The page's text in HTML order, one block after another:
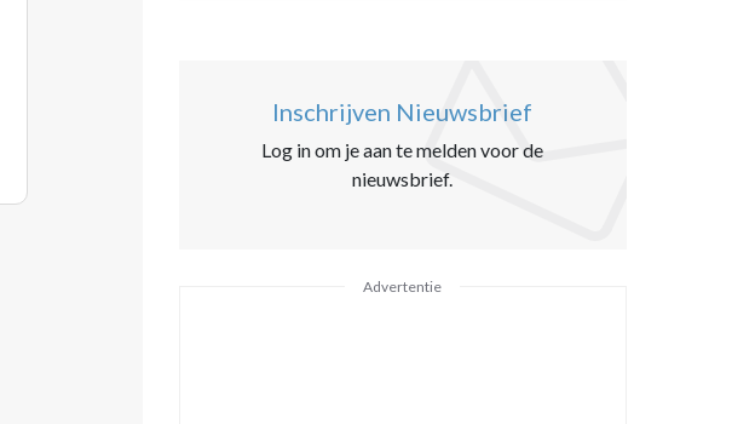
Inschrijven Nieuwsbrief
Log in om je aan te melden voor de
nieuwsbrief.
Advertentie